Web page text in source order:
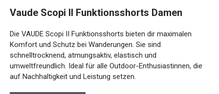
Komfort und Schutz bei Wanderungen. Sie sind
schnelltrocknend, atmungsaktiv, elastisch und
umweltfreundlich. Ideal für alle Outdoor-Enthusiastinnen,
die auf Nachhaltigkeit und Leistung setzen.